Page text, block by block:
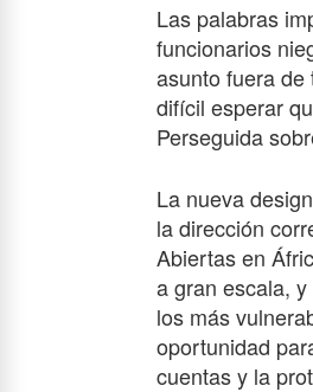
Las palabras
funcionarios
asunto fuera
difícil esperar
Perseguida
La nueva
la dirección
Abiertas en
a gran escala,
los más
oportunidad
cuentas y la